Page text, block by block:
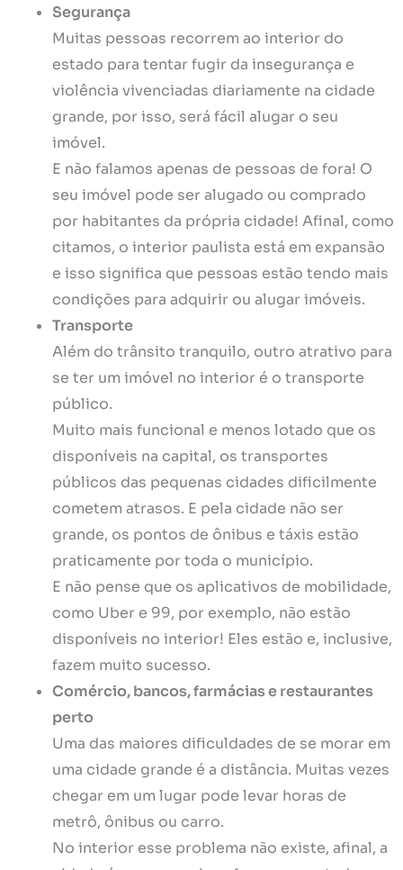
Segurança
Muitas pessoas recorrem ao interior do
estado para tentar fugir da insegurança e
violência vivenciadas diariamente na cidade
grande, por isso, será fácil alugar o seu
imóvel.
E não falamos apenas de pessoas de fora! O
seu imóvel pode ser alugado ou comprado
por habitantes da própria cidade! Afinal, como
citamos, o interior paulista está em expansão
e isso significa que pessoas estão tendo mais
condições para adquirir ou alugar imóveis.
Transporte
Além do trânsito tranquilo, outro atrativo para
se ter um imóvel no interior é o transporte
público.
Muito mais funcional e menos lotado que os
disponíveis na capital, os transportes
públicos das pequenas cidades dificilmente
cometem atrasos. E pela cidade não ser
grande, os pontos de ônibus e táxis estão
praticamente por toda o município.
E não pense que os aplicativos de mobilidade,
como Uber e 99, por exemplo, não estão
disponíveis no interior! Eles estão e, inclusive,
fazem muito sucesso.
Comércio, bancos, farmácias e restaurantes
perto
Uma das maiores dificuldades de se morar em
uma cidade grande é a distância. Muitas vezes
chegar em um lugar pode levar horas de
metrô, ônibus ou carro.
No interior esse problema não existe, afinal, a